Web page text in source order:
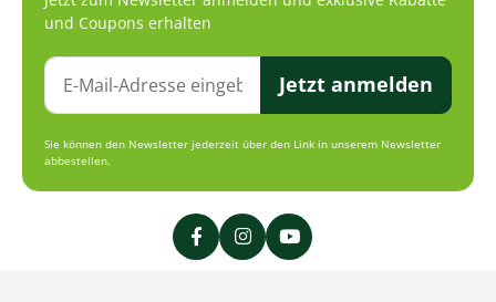
und Coupons erhalten
Jetzt anmelden
Sie können den Newsletter jederzeit über den Link in unserem Newsletter
abbestellen.